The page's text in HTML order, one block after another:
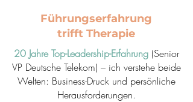
Führungserfahrung
trifft Therapie
20 Jahre Top-Leadership-Erfahrung (Senior
VP Deutsche Telekom) – ich verstehe beide
Welten: Business-Druck und persönliche
Herausforderungen.